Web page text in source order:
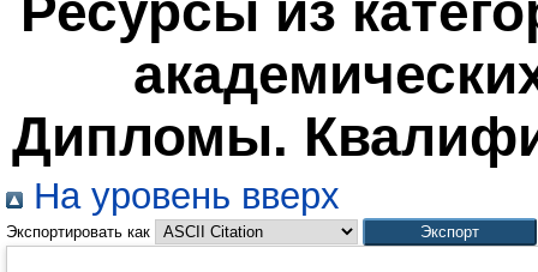
Ресурсы из
Дипломы.
На уровень вверх
Экспортировать как